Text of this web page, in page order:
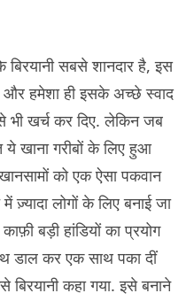
सबसे शानदार है, इस
हमेशा ही इसके अच्छे स्वाद
भी खर्च कर दिए. लेकिन जब
खाना गरीबों के लिए हुआ
को एक ऐसा पकवान
लोगों के लिए बनाई जा
बड़ी हांडियों का प्रयोग
डाल कर एक साथ पका दीं
कहा गया. इसे बनाने